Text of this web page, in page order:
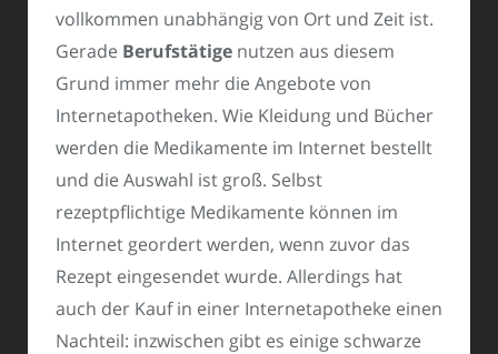
vollkommen unabhängig von Ort und Zeit ist.
Gerade Berufstätige nutzen aus diesem
Grund immer mehr die Angebote von
Internetapotheken. Wie Kleidung und Bücher
werden die Medikamente im Internet bestellt
und die Auswahl ist groß. Selbst
rezeptpflichtige Medikamente können im
Internet geordert werden, wenn zuvor das
Rezept eingesendet wurde. Allerdings hat
auch der Kauf in einer Internetapotheke einen
Nachteil: inzwischen gibt es einige schwarze